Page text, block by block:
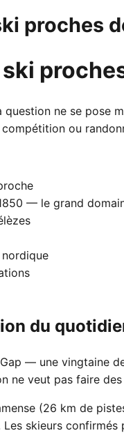
proches
question ne se pose
ou
— le grand
du
— une vingtaine
ne veut pas faire
(26 km de
skieurs confirmés